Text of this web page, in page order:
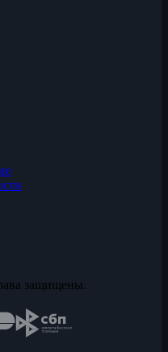
защищены.